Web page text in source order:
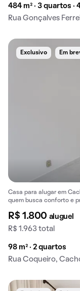
484 m² · 3 quartos ·
Rua Gonçalves
Exclusivo Em
Casa para alugar em
quem busca conforto e
R$ 1.800 aluguel
R$ 1.963 total
98 m² · 2 quartos
Rua Coqueiro,